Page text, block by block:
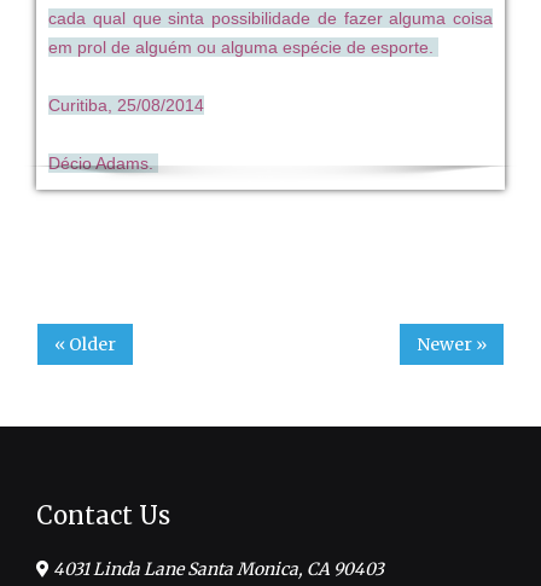
cada qual que sinta possibilidade de fazer alguma coisa
em prol de alguém ou alguma espécie de esporte.
Curitiba, 25/08/2014
Décio Adams.
« Older Newer »
Contact Us
4031 Linda Lane Santa Monica, CA 90403